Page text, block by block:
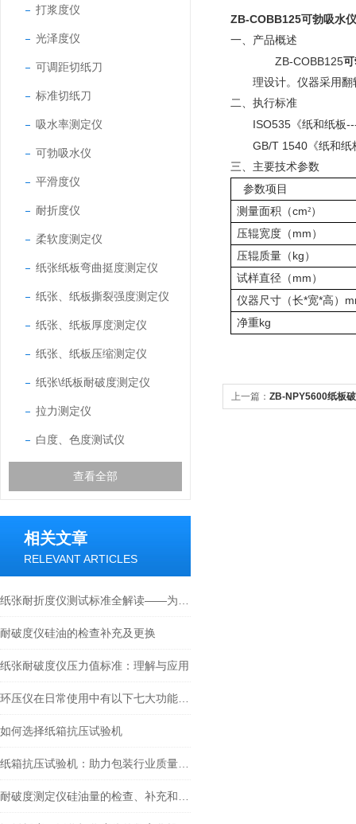
打浆度仪
光泽度仪
可调距切纸刀
标准切纸刀
吸水率测定仪
可勃吸水仪
平滑度仪
耐折度仪
柔软度测定仪
纸张纸板弯曲挺度测定仪
纸张、纸板撕裂强度测定仪
纸张、纸板厚度测定仪
纸张、纸板压缩测定仪
纸张\纸板耐破度测定仪
拉力测定仪
白度、色度测试仪
查看全部
相关文章
RELEVANT ARTICLES
耐破度仪硅油的检查补充及更换
纸张耐破度仪压力值标准：理解与应用
如何选择纸箱抗压试验机
ZB-COBB125可勃吸水仪
一、产品概述
ZB-COBB125
理设计。仪器采用
二、执行标准
ISO535 《纸和纸板
GB/T 1540 《纸和
三、主要技术参数
参数项目
测量面积（cm²）
压辊宽度（ mm ）
压辊质量（ kg ）
试样直径（ mm ）
仪器尺寸（长*宽*高）
净重kg
上一篇： ZB-NPY5600纸板